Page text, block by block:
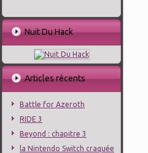
Nuit Du Hack
Articles récents
Battle for Azeroth
RIDE 3
Beyond : chapitre 3
la Nintendo Switch craquée